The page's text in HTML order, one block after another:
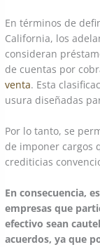
En términos de
California, los
consideran
de cuentas por
venta. Esta
usura diseñadas
Por lo tanto, se
de imponer cargos
crediticias
En consecuencia,
empresas que
efectivo sean
acuerdos, ya que